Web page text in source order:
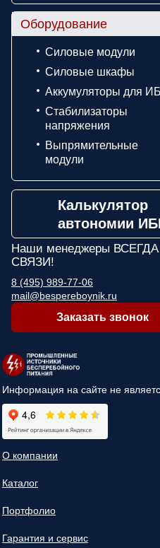
Оборудование
Силовые модули
Силовые шкафы
Аккумуляторы для
Стабилизаторы
напряжения
Выпрямительные
модули
Калькулятор
автономии
Наши менеджеры
СВЯЗИ!
8 (495) 989-77-06
mail@bespereboynik.ru
Заказать звонок
Информация на сайте не
О компании
Каталог
Портфолио
Гарантия и сервис